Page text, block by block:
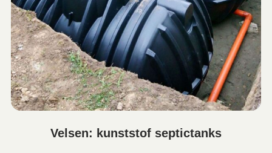
Velsen: kunststof septictanks